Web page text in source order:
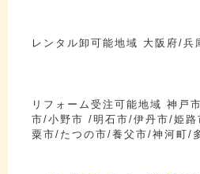
レンタル卸可能地域 大阪府/
リフォーム受注可能地域 神
市/小野市 /明石市/伊丹市/姫
粟市/たつの市/養父市/神河町/